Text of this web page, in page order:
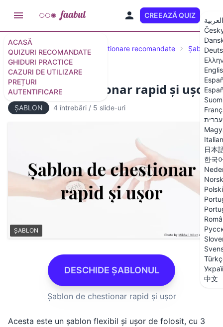
ACASĂ
QUIZURI RECOMANDATE
GHIDURI PRACTICE
CAZURI DE UTILIZARE
PREȚURI
AUTENTIFICARE
CREEAZĂ QUIZ
العربية
עברית
日本
한국
Norsk
Polski
中文
Chestionare și modele de chestionare recomandate Șabloane
Șablon de chestionar rapid și ușor
ȘABLON 4 întrebări / 5 slide-uri
ȘABLON
DESCHIDE ȘABLONUL
Șablon de chestionar rapid și ușor
Acesta este un șablon flexibil și ușor de folosit, cu 3